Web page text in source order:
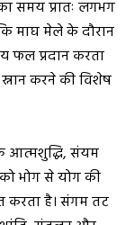
का समय प्रातः लगभग
माघ मेले के दौरान
फल प्रदान करता
करने की विशेष
आत्मशुद्धि, संयम
भोग से योग की
करता है। संगम तट